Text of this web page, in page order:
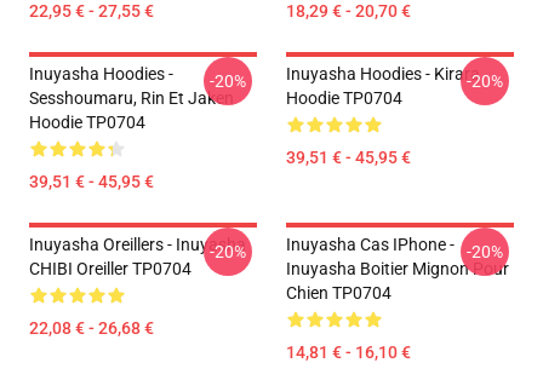
22,95 € - 27,55 € 18,29 € - 20,70 €
Inuyasha Hoodies -
Sesshoumaru, Rin Et Jaken
Hoodie TP0704
39,51 € - 45,95 €
-20%
Inuyasha Hoodies - Kirara
Hoodie TP0704
39,51 € - 45,95 €
-20%
Inuyasha Oreillers - Inuyasha
CHIBI Oreiller TP0704
22,08 € - 26,68 €
-20%
Inuyasha Cas IPhone -
Inuyasha Boitier Mignon Pour
Chien TP0704
14,81 € - 16,10 €
-20%